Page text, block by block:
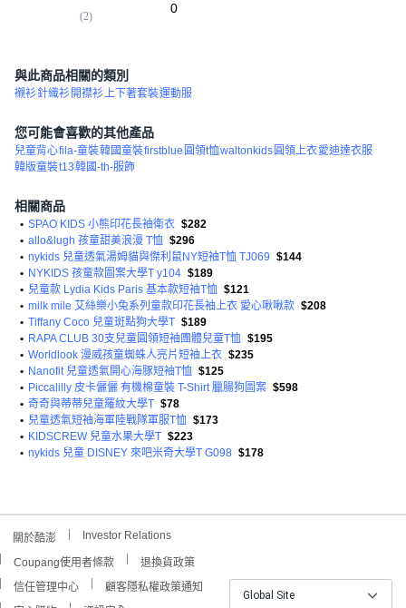
(2)
0
與此商品相關的類別
襯衫針織衫 開襟衫上下著套裝運動服
您可能會喜歡的其他產品
兒童背心fila-童裝韓國童裝firstblue 圓領t恤 waltonkids圓領上衣愛迪達衣服
韓版童裝t13韓國-th-服飾
相關商品
• SPAO KIDS 小熊印花長袖衛衣 $282
• allo&lugh 孩童甜美浪漫 T恤
$296
• nykids 兒童透氣湯姆貓與傑利鼠NY短袖T恤 TJ069 $144
• NYKIDS 孩童款圖案大學T y104 $189
• 兒童款 Lydia Kids Paris 基本款短袖T恤
$121
• milk mile 艾絲樂小兔系列童款印花長袖上衣 愛心啾啾款 $208
• Tiffany Coco 兒童斑點狗大學T $189
• RAPA CLUB 30支兒童圓領短袖團體兒童T恤
$195
• Worldlook 漫威孩童蜘蛛人亮片短袖上衣 $235
• Nanofit 兒童透氣開心海豚短袖T恤
$125
• Piccalilly 皮卡儷儷 有機棉童裝 T-Shirt 臘腸狗圖案 $598
• 奇奇與蒂蒂兒童羅紋大學T $78
• 兒童透氣短袖海軍陸戰隊軍服T恤
$173
• KIDSCREW 兒童水果大學T $223
• nykids 兒童 DISNEY 來吧米奇大學T G098 $178
關於酷澎 Investor Relations
Coupang使用者條款
退換貨政策
信任管理中心
顧客隱私權政策通知
Global Site